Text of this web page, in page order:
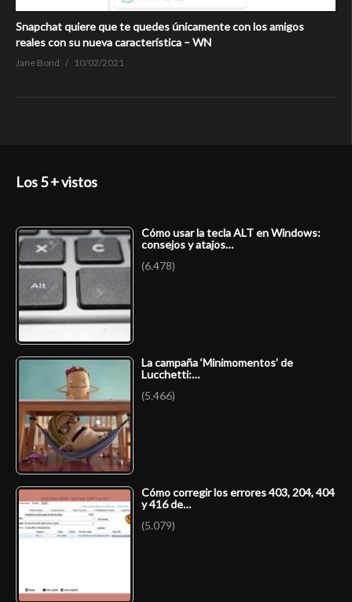
Snapchat quiere que te quedes únicamente con los amigos
reales con su nueva característica – WN
Jane Bond 10/02/2021
Los 5 + vistos
Cómo usar la tecla ALT en Windows:
consejos y atajos…
(6.478)
La campaña ‘Minimomentos’ de
Lucchetti:…
(5.466)
Cómo corregir los errores 403, 204, 404
y 416 de…
(5.079)